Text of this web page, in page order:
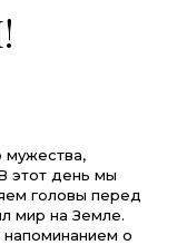
мужества,
этот день мы
головы перед
мир на Земле.
о